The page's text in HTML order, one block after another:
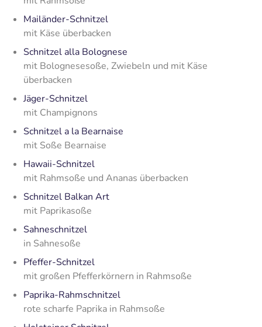
Mailänder-Schnitzel
mit Käse überbacken
Schnitzel alla Bolognese
mit Bolognesesoße, Zwiebeln und mit Käse
überbacken
Jäger-Schnitzel
mit Champignons
Schnitzel a la Bearnaise
mit Soße Bearnaise
Hawaii-Schnitzel
mit Rahmsoße und Ananas überbacken
Schnitzel Balkan Art
mit Paprikasoße
Sahneschnitzel
in Sahnesoße
Pfeffer-Schnitzel
mit großen Pfefferkörnern in Rahmsoße
Paprika-Rahmschnitzel
rote scharfe Paprika in Rahmsoße